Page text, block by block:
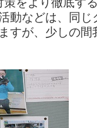
動などは、同
すが、少しの